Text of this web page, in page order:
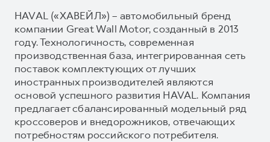
HAVAL («ХАВЕЙЛ») – автомобильный бренд
компании Great Wall Motor, созданный в 2013
году. Технологичность, современная
производственная база, интегрированная сеть
поставок комплектующих от лучших
иностранных производителей являются
основой успешного развития HAVAL. Компания
предлагает сбалансированный модельный ряд
кроссоверов и внедорожников, отвечающих
потребностям российского потребителя.